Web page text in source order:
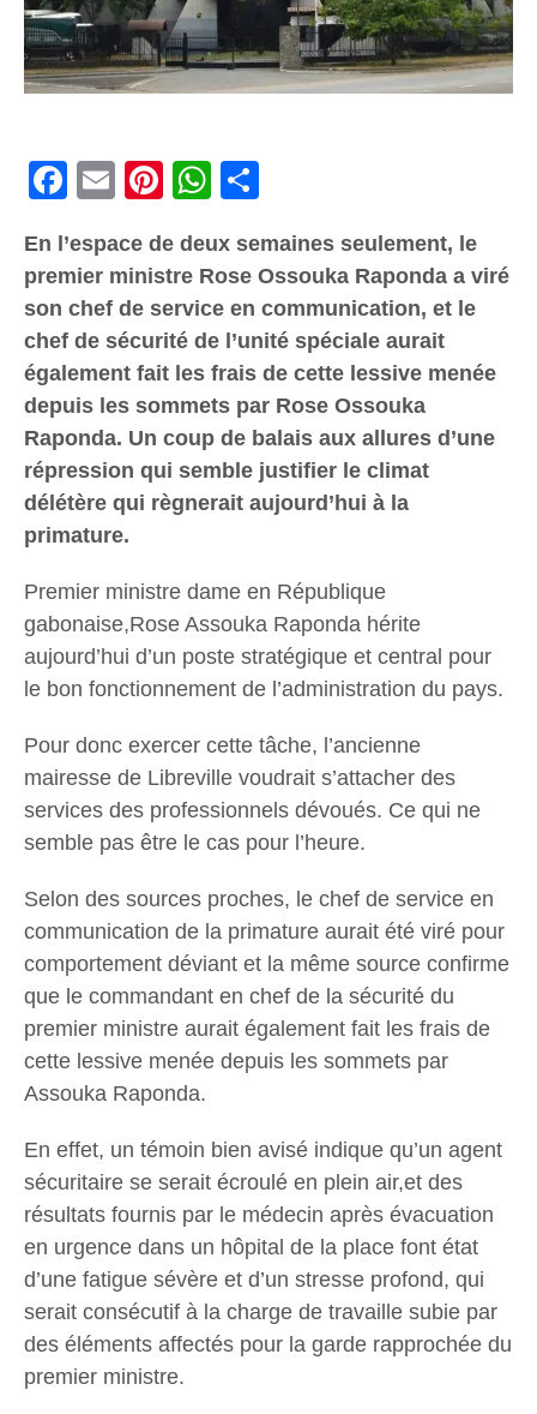
Facebook
Email PinterestWhatsApp
En l’espace de deux semaines seulement, le
premier ministre Rose Ossouka Raponda a viré
son chef de service en communication, et le
chef de sécurité de l’unité spéciale aurait
également fait les frais de cette lessive menée
depuis les sommets par Rose Ossouka
Raponda. Un coup de balais aux allures d’une
répression qui semble justifier le climat
délétère qui règnerait aujourd’hui à la
primature.
Premier ministre dame en République
gabonaise,Rose Assouka Raponda hérite
aujourd’hui d’un poste stratégique et central pour
le bon fonctionnement de l’administration du pays.
Pour donc exercer cette tâche, l’ancienne
mairesse de Libreville voudrait s’attacher des
services des professionnels dévoués. Ce qui ne
semble pas être le cas pour l’heure.
Selon des sources proches, le chef de service en
communication de la primature aurait été viré pour
comportement déviant et la même source confirme
que le commandant en chef de la sécurité du
premier ministre aurait également fait les frais de
cette lessive menée depuis les sommets par
Assouka Raponda.
En effet, un témoin bien avisé indique qu’un agent
sécuritaire se serait écroulé en plein air,et des
résultats fournis par le médecin après évacuation
en urgence dans un hôpital de la place font état
d’une fatigue sévère et d’un stresse profond, qui
serait consécutif à la charge de travaille subie par
des éléments affectés pour la garde rapprochée du
premier ministre.